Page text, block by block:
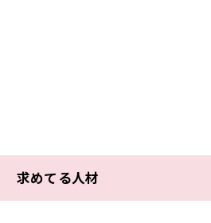
求めてる人材